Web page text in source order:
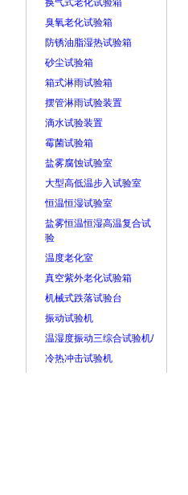
换气式老化试验箱
臭氧老化试验箱
防锈油脂湿热试验箱
砂尘试验箱
箱式淋雨试验箱
摆管淋雨试验装置
滴水试验装置
霉菌试验箱
盐雾腐蚀试验室
大型高低温步入试验室
恒温恒湿试验室
盐雾恒温恒湿高温复合试
验
温度老化室
真空紫外老化试验箱
机械式跌落试验台
振动试验机
温湿度振动三综合试验机/
冷热冲击试验机